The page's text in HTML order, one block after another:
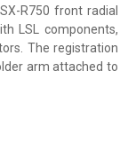
R750 front radial
LSL components,
The registration
arm attached to